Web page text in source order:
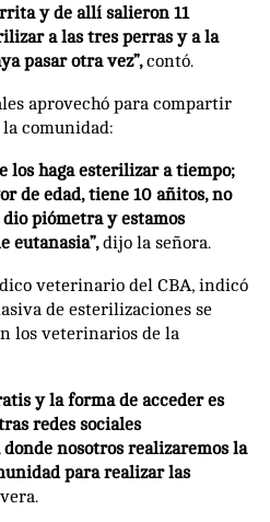
y de allí salieron 11
a las tres perras y a la
pasar otra vez”,contó.
aprovechó para compartir
comunidad:
los haga esterilizar a tiempo;
de edad, tiene 10 añitos, no
piómetra y estamos
eutanasia”,dijo la señora.
veterinario del CBA, indicó
de esterilizaciones se
los veterinarios de la
y la forma de acceder es
redes sociales
nosotros realizaremos la
para realizar las